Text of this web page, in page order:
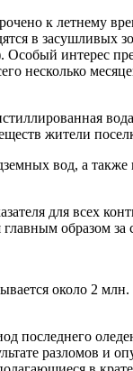
к летнему
в
интерес
жители
вод, а
для всех
образом за
около 2
последнего
разломов и